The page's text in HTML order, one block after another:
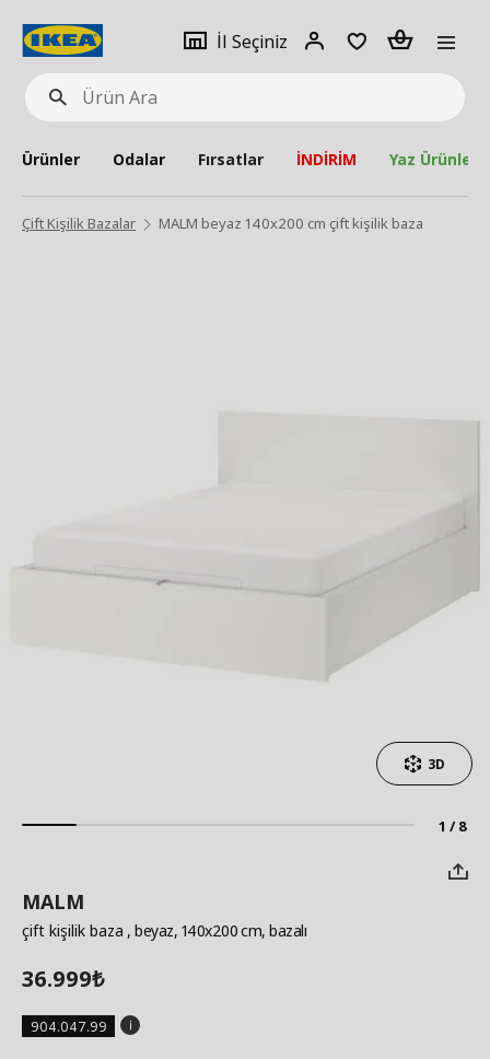
Ürün
Ara
İl Seçiniz
Giriş
Adet
Ürünler Odalar Fırsatlar İNDİRİM Yaz Ürünleri
Çift Kişilik Bazalar MALM beyaz 140x200 cm çift kişilik baza
1 / 8
3D
MALM
çift kişilik baza , beyaz, 140x200 cm, bazalı
36.999₺
904.047.99